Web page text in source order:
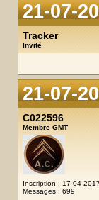
21-07-
Tracker
Invité
21-07-
C022596
Membre GMT
Inscription : 17-04-2017
Messages : 699